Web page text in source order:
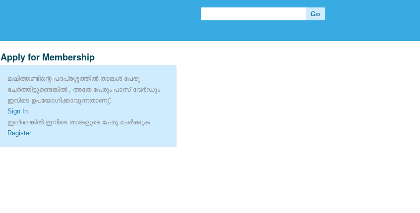
Apply for Membership
മഷിത്തണ്ടിന്റെ പദപ്രശ്നത്തില്‍ താങ്കള്‍ പേരു
ചേര്‍ത്തിട്ടുണ്ടെങ്കില്‍ , അതേ പേരും പാസ് വേര്‍ഡും
ഇവിടെ ഉപയോഗിക്കാവുന്നതാണു്.
Sign In
ഇല്ലെങ്കില്‍ ഇവിടെ താങ്കളുടെ പേരു ചേര്‍ക്കുക.
Register